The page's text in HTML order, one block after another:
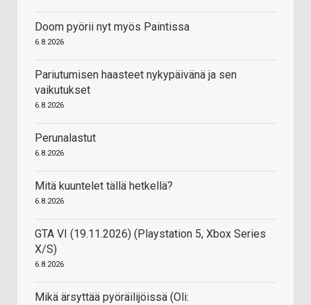
Doom pyörii nyt myös Paintissa
6.8.2026
Pariutumisen haasteet nykypäivänä ja sen
vaikutukset
6.8.2026
Perunalastut
6.8.2026
Mitä kuuntelet tällä hetkellä?
6.8.2026
GTA VI (19.11.2026) (Playstation 5, Xbox Series
X/S)
6.8.2026
Mikä ärsyttää pyöräilijöissä (Oli: